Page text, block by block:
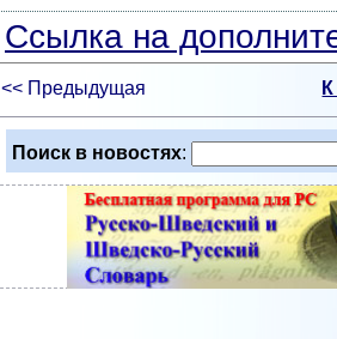
Ссылка на
<< Предыдущая
Поиск в новостях: